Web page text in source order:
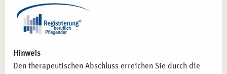
Hinweis
Den therapeutischen Abschluss erreichen Sie durch die